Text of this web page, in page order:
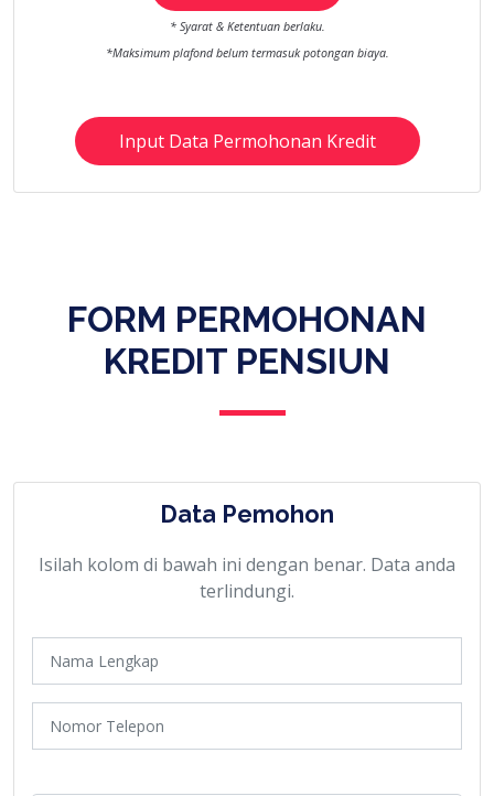
* Syarat & Ketentuan berlaku.
*Maksimum plafond belum termasuk potongan biaya.
Input Data Permohonan Kredit
FORM PERMOHONAN
KREDIT PENSIUN
Data Pemohon
Isilah kolom di bawah ini dengan benar. Data anda
terlindungi.